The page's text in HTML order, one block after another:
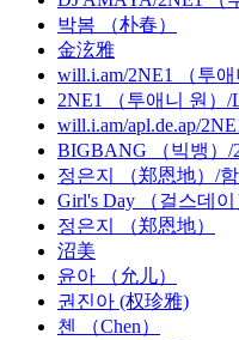
박봄 （朴春）
金泫雅
will.i.am/2NE1 （투애
2NE1 （투애니 원）/
will.i.am/apl.de.ap/
BIGBANG （빅뱅）/
정은지 （郑恩地）/
Girl's Day （걸스데
정은지 （郑恩地）
沼美
윤아 （允儿）
권진아 (权珍雅)
첸 （Chen）